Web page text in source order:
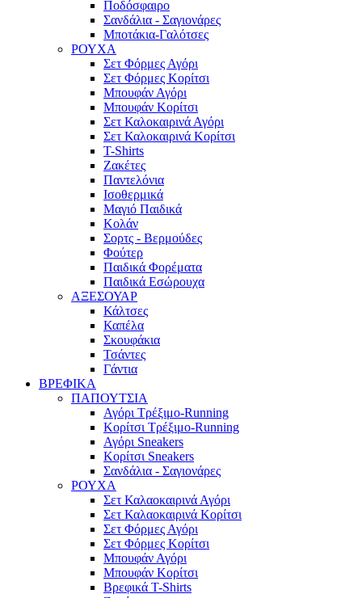
Ποδόσφαιρο
Σανδάλια - Σαγιονάρες
Μποτάκια-Γαλότσες
ΡΟΥΧΑ
Σετ Φόρμες Αγόρι
Σετ Φόρμες Κορίτσι
Μπουφάν Αγόρι
Μπουφάν Κορίτσι
Σετ Καλοκαιρινά Αγόρι
Σετ Καλοκαιρινά Κορίτσι
T-Shirts
Ζακέτες
Παντελόνια
Ισοθερμικά
Μαγιό Παιδικά
Κολάν
Σορτς - Βερμούδες
Φούτερ
Παιδικά Φορέματα
Παιδικά Εσώρουχα
ΑΞΕΣΟΥΑΡ
Κάλτσες
Καπέλα
Σκουφάκια
Τσάντες
Γάντια
ΒΡΕΦΙΚΑ
ΠΑΠΟΥΤΣΙΑ
Αγόρι Τρέξιμο-Running
Κορίτσι Τρέξιμο-Running
Αγόρι Sneakers
Κορίτσι Sneakers
Σανδάλια - Σαγιονάρες
ΡΟΥΧΑ
Σετ Καλαοκαιρινά Αγόρι
Σετ Καλαοκαιρινά Κορίτσι
Σετ Φόρμες Αγόρι
Σετ Φόρμες Κορίτσι
Mπουφάν Αγόρι
Mπουφάν Κορίτσι
Βρεφικά T-Shirts